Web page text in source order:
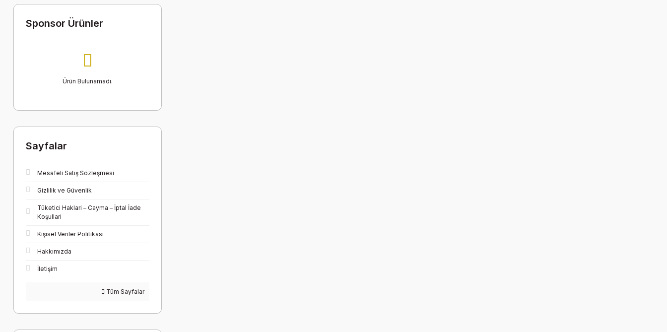
Sponsor Ürünler
Ürün Bulunamadı.
Sayfalar
Mesafeli Satış Sözleşmesi
Gizlilik ve Güvenlik
Tüketici Haklari – Cayma – İptal İade
Koşullari
Kişisel Veriler Politikası
Hakkımızda
İletişim
Tüm Sayfalar